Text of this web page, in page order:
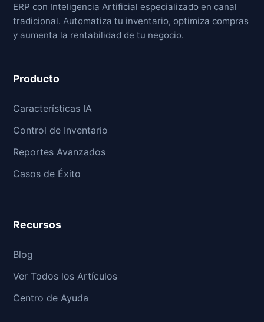
ERP con Inteligencia Artificial especializado en canal
tradicional. Automatiza tu inventario, optimiza compras
y aumenta la rentabilidad de tu negocio.
Producto
Características IA
Control de Inventario
Reportes Avanzados
Casos de Éxito
Recursos
Blog
Ver Todos los Artículos
Centro de Ayuda